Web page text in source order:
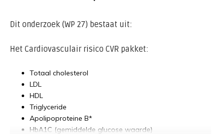
Dit onderzoek (WP 27) bestaat uit:
Het Cardiovasculair risico CVR pakket:
Totaal cholesterol
LDL
HDL
Triglyceride
Apolipoproteine B*
HbA1C (gemiddelde glucose waarde)